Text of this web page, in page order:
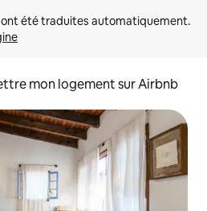
mon logement sur Airbnb